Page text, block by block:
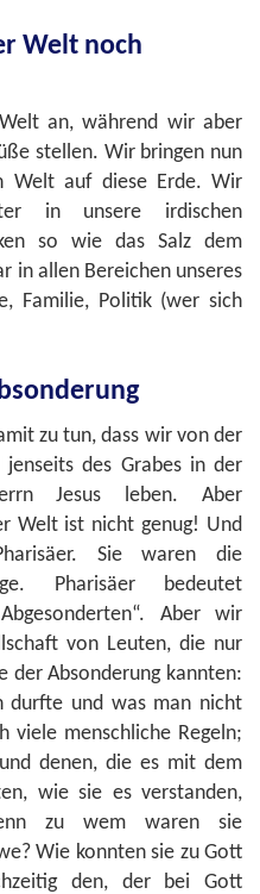
Welt noch
an, während wir aber
stellen. Wir bringen nun
Welt auf diese Erde. Wir
in unsere irdischen
so wie das Salz dem
in allen Bereichen unseres
Familie, Politik (wer sich
zu tun, dass wir von der
des Grabes in der
Jesus leben. Aber
Welt ist nicht genug! Und
Sie waren die
Pharisäer bedeutet
Aber wir
von Leuten, die nur
der Absonderung kannten:
durfte und was man nicht
viele menschliche Regeln;
denen, die es mit dem
wie sie es verstanden,
zu wem waren sie
Wie konnten sie zu Gott
den, der bei Gott